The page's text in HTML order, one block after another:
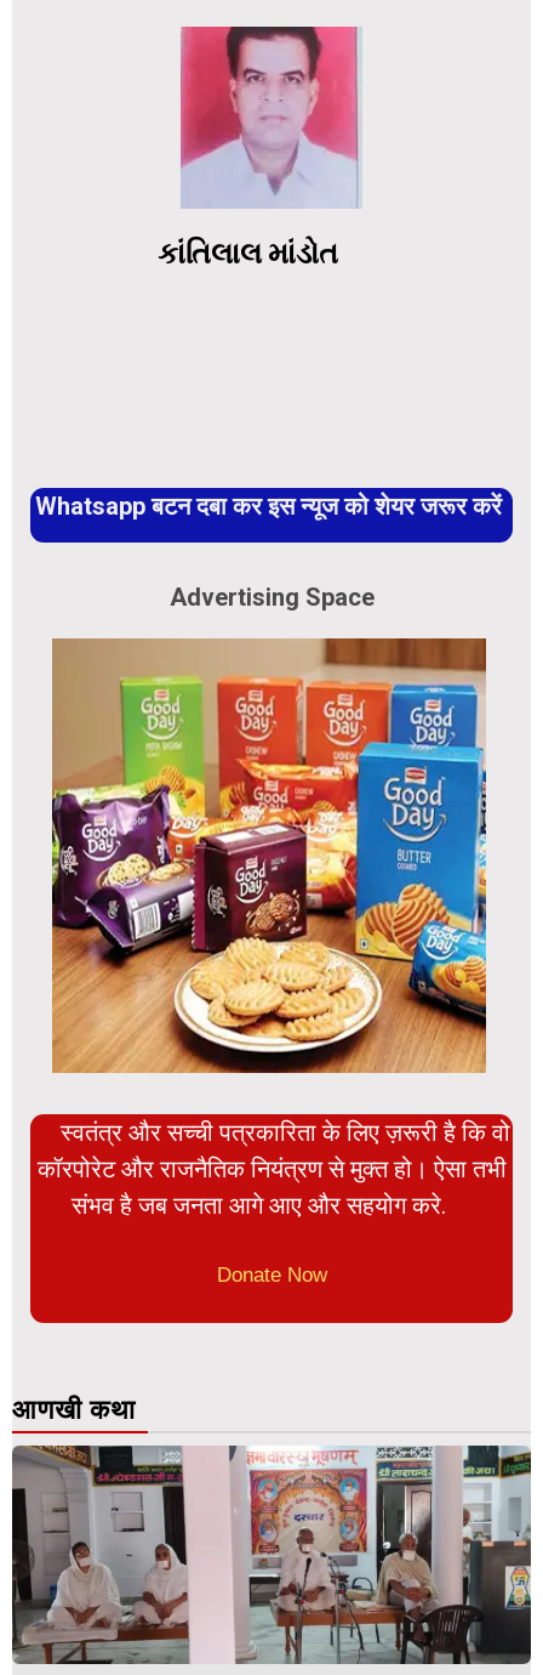
કાંતિલાલ માંડોત
Whatsapp बटन दबा कर इस न्यूज को शेयर जरूर करें
Advertising Space
स्वतंत्र और सच्ची पत्रकारिता के लिए ज़रूरी है कि वो
कॉरपोरेट और राजनैतिक नियंत्रण से मुक्त हो। ऐसा तभी
संभव है जब जनता आगे आए और सहयोग करे.
Donate Now
आणखी कथा